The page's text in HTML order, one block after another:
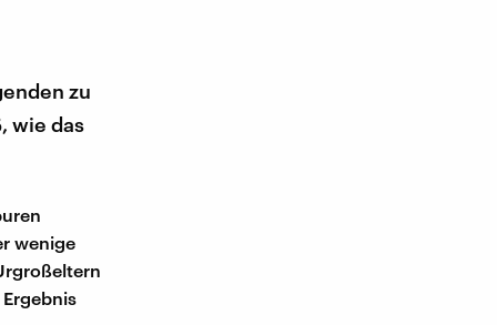
zu
wie das
wenige